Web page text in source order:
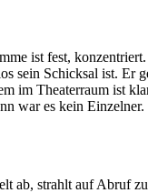
ist fest,
sein Schicksal ist. Er
im Theaterraum ist
war es kein
ab, strahlt auf Abruf